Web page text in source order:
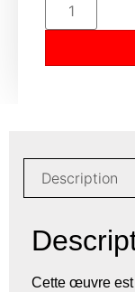
Description
Cette œuvre est